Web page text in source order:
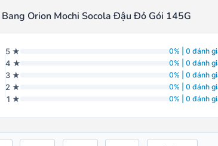
Orion Mochi Socola Đậu Đỏ Gói 145G
5 ★ 0% | 0 đánh
4 ★ 0% | 0 đánh
3 ★ 0% | 0 đánh
2 ★ 0% | 0 đánh
1 ★ 0% | 0 đánh